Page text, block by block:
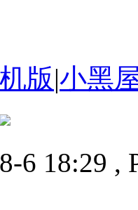
版|小黑
6 18:29 ,